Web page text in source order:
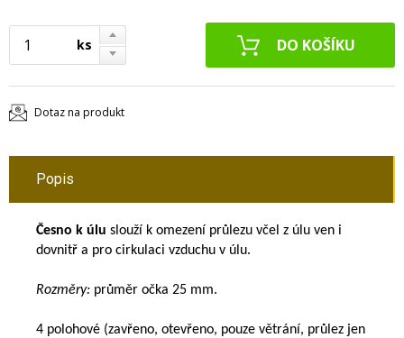
ks
Dotaz na produkt
Popis
Česno k úlu slouží k omezení průlezu včel z úlu ven i
dovnitř a pro cirkulaci vzduchu v úlu.
Rozměry: průměr očka 25 mm.
4 polohové (zavřeno, otevřeno, pouze větrání, průlez jen